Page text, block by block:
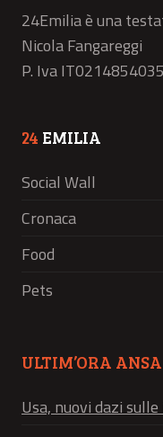
24Emilia è una
Nicola Fangareggi
P. Iva
24 EMILIA
Social Wall
Cronaca
Food
Pets
ULTIM’ORA ANSA
Usa, nuovi dazi